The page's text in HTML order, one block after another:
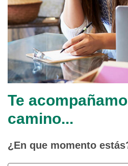
Te
camino...
¿En que momento